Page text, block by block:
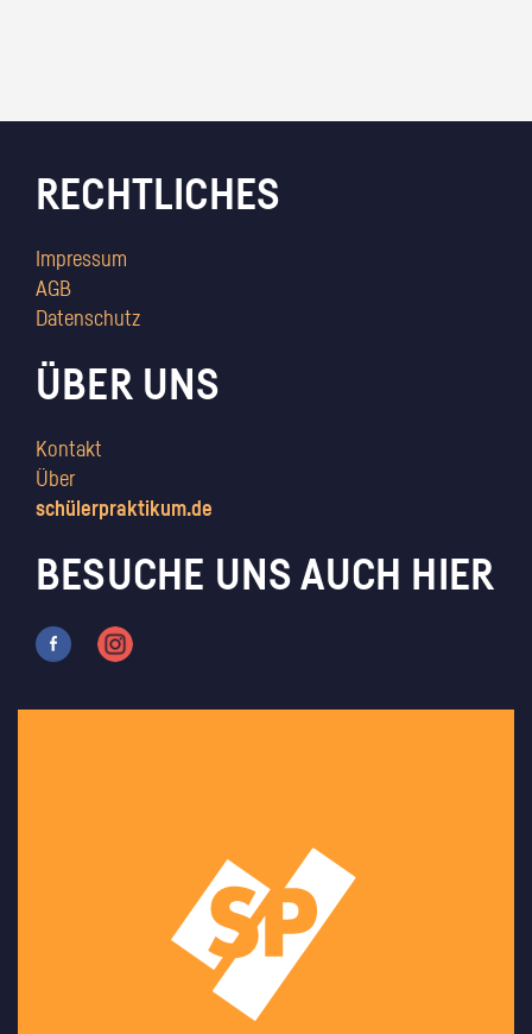
RECHTLICHES
Impressum
AGB
Datenschutz
ÜBER UNS
Kontakt
Über
schülerpraktikum.de
BESUCHE UNS AUCH HIER